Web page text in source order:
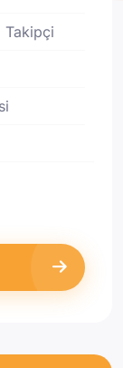
Takipçi